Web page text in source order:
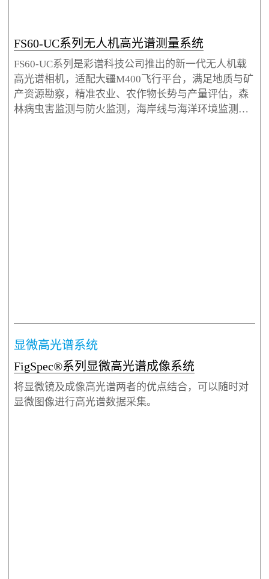
FS60-UC系列无人机高光谱测量系统
FS60-UC系列是彩谱科技公司推出的新一代无人机载
高光谱相机，适配大疆M400飞行平台，满足地质与矿
产资源勘察，精准农业、农作物长势与产量评估，森
林病虫害监测与防火监测，海岸线与海洋环境监测，
显微高光谱系统
FigSpec®系列显微高光谱成像系统
将显微镜及成像高光谱两者的优点结合，可以随时对
显微图像进行高光谱数据采集。